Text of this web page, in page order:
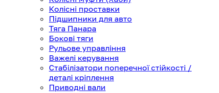
Колісні проставки
Підшипники для авто
Тяга Панара
Бокові тяги
Рульове управління
Важелі керування
Стабілізатори поперечної стійкості /
деталі кріплення
Приводні вали